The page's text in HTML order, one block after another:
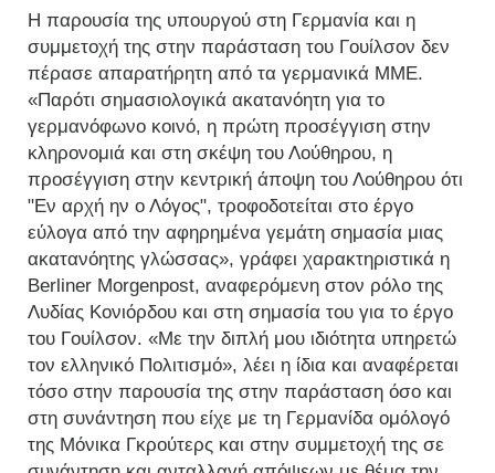
Η παρουσία της υπουργού στη Γερμανία και η
συμμετοχή της στην παράσταση του Γουίλσον δεν
πέρασε απαρατήρητη από τα γερμανικά ΜΜΕ.
«Παρότι σημασιολογικά ακατανόητη για το
γερμανόφωνο κοινό, η πρώτη προσέγγιση στην
κληρονομιά και στη σκέψη του Λούθηρου, η
προσέγγιση στην κεντρική άποψη του Λούθηρου ότι
"Εν αρχή ην ο Λόγος", τροφοδοτείται στο έργο
εύλογα από την αφηρημένα γεμάτη σημασία μιας
ακατανόητης γλώσσας», γράφει χαρακτηριστικά η
Berliner Morgenpost, αναφερόμενη στον ρόλο της
Λυδίας Κονιόρδου και στη σημασία του για το έργο
του Γουίλσον. «Με την διπλή μου ιδιότητα υπηρετώ
τον ελληνικό Πολιτισμό», λέει η ίδια και αναφέρεται
τόσο στην παρουσία της στην παράσταση όσο και
στη συνάντηση που είχε με τη Γερμανίδα ομόλογό
της Μόνικα Γκρούτερς και στην συμμετοχή της σε